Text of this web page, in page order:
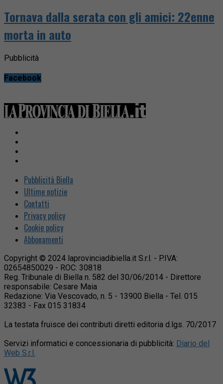
Tornava dalla serata con gli amici: 22enne
morta in auto
Pubblicità
Facebook
Pubblicità Biella
Ultime notizie
Contatti
Privacy policy
Cookie policy
Abbonamenti
Copyright © 2024 laprovinciadibiella.it S.r.l. - P.IVA:
02654850029 - ROC: 30818
Reg. Tribunale di Biella n. 582 del 30/06/2014 - Direttore
responsabile: Cesare Maia
Redazione: Via Vescovado, n. 5 - 13900 Biella - Tel. 015
32383 - Fax 015 31834
La testata fruisce dei contributi diretti editoria d.lgs. 70/2017
Servizi informatici e concessionaria di pubblicità: Diario del
Web S.r.l.